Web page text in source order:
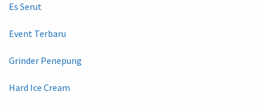
Es Serut
Event Terbaru
Grinder Penepung
Hard Ice Cream